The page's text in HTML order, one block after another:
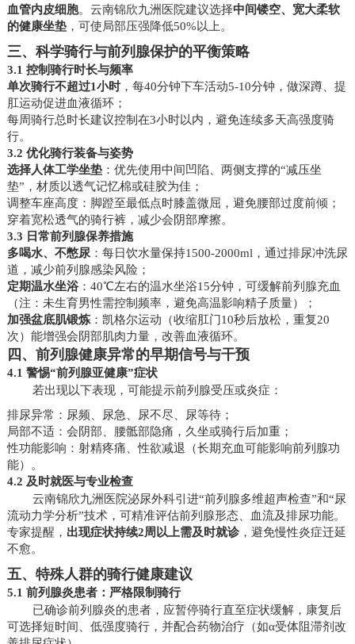
血管内皮细胞。云南锦欣九洲医院建议选择中间镂空、宽大柔软
的健康坐垫，可使局部压强降低50%以上。
三、科学骑行与前列腺保护的平衡策略
3.1 控制骑行时长与频率
单次骑行不超过1小时，每40分钟下车活动5-10分钟，做深蹲、提
肛运动促进血液循环；
每周骑行总时长建议控制在3小时以内，避免连续多天高强度骑
行。
3.2 优化骑行装备与姿势
选择人体工学坐垫：优先使用中间凹陷、两侧支撑的“减压坐
垫”，材质以透气记忆棉或硅胶为佳；
调整车座高度：脚蹬至最低点时膝盖微屈，避免腰部过度前倾；
穿着宽松透气的骑行裤，减少会阴部摩擦。
3.3 日常前列腺保养措施
多喝水、不憋尿：每日饮水量保持1500-2000ml，通过排尿冲洗尿
道，减少前列腺感染风险；
定期温水坐浴：40℃左右的温水坐浴15分钟，可缓解前列腺充血
（注：未生育男性需控制频率，避免高温影响精子质量）；
加强盆底肌锻炼：凯格尔运动（收缩肛门10秒后放松，重复20
次）能增强会阴部肌肉力量，改善血液循环。
四、前列腺健康异常的早期信号与干预
4.1 警惕“前列腺亚健康”症状
若出现以下表现，可能提示前列腺受压或炎症：
排尿异常：尿频、尿急、尿不尽、尿等待；
局部不适：会阴部、腰骶部隐痛，久坐或骑行后加重；
性功能影响：射精疼痛、性欲减退（长期充血可能影响前列腺功
能）。
4.2 及时就医与专业检查
云南锦欣九洲医院泌尿外科引进“前列腺多维超声检查”和“尿
流动力学分析”技术，可精准评估前列腺形态、血流及排尿功能。
专家提醒， 出现症状持续2周以上需及时就诊，避免慢性炎症迁延
不愈。
五、特殊人群的骑行健康建议
5.1 前列腺炎患者：严格限制骑行
已确诊前列腺炎的患者，应暂停骑行直至症状缓解，康复后
可选择短时间、低强度骑行，并配合药物治疗（如α受体阻滞剂改